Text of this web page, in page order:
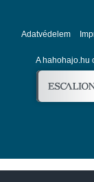
Adatvédelem
A hahohajo.hu